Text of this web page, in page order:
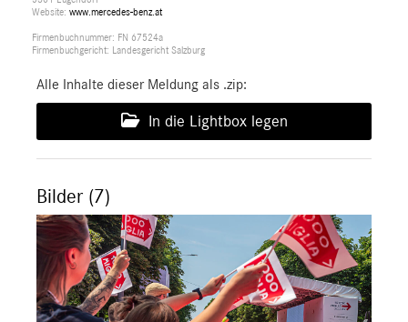
Website: www.mercedes-benz.at
Firmenbuchnummer: FN 67524a
Firmenbuchgericht: Landesgericht Salzburg
Alle Inhalte dieser Meldung als .zip:
In die Lightbox legen
Bilder (7)